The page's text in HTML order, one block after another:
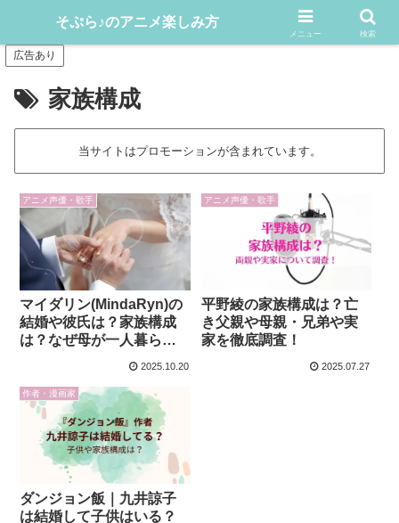
アニメや漫画をどんどん楽しむ情報発信サイト
広告あり
家族構成
当サイトはプロモーションが含まれています。
アニメ声優・歌手
マイダリン(MindaRyn)の
結婚や彼氏は？家族構成
は？なぜ母が一人暮ら
2025.10.20
アニメ声優・歌手
平野綾の家族構成は？亡
き父親や母親・兄弟や実
家を徹底調査！
2025.07.27
作者・漫画家
ダンジョン飯｜九井諒子
は結婚して子供はいる？
そぷら♪のアニメ楽しみ方
メニュー 検索